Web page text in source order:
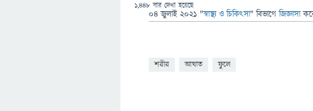
1,448 বার দেখা হয়েছে
04 জুলাই 2021 "স্বাস্থ্য ও চিকিৎসা" বিভাগে জিজ্ঞাসা
শরীর আঘাত ফুলে